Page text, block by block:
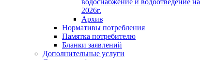
водоснабжение и водоотведение на
2026г.
Архив
Нормативы потребления
Памятка потребителю
Бланки заявлений
Дополнительные услуги